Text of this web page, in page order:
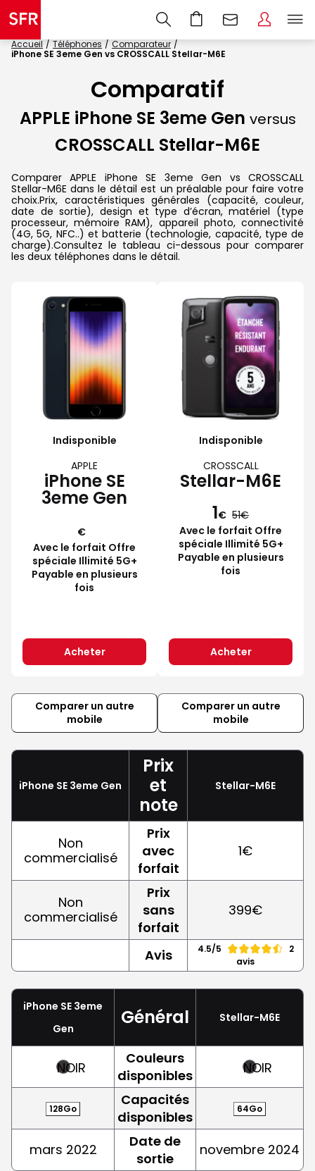
Accueil Téléphones
Comparateur
iPhone SE 3eme Gen vs CROSSCALL Stellar-M6E
Comparatif
APPLE iPhone SE 3eme Gen versus
CROSSCALL Stellar-M6E
Comparer APPLE iPhone SE 3eme Gen vs CROSSCALL
Stellar-M6E dans le détail est un préalable pour faire votre
choix.Prix, caractéristiques générales (capacité, couleur,
date de sortie), design et type d’écran, matériel (type
processeur, mémoire RAM), appareil photo, connectivité
(4G, 5G, NFC..) et batterie (technologie, capacité, type de
charge).Consultez le tableau ci-dessous pour comparer
les deux téléphones dans le détail.
Indisponible
APPLE
iPhone SE
3eme Gen
€
Avec le forfait Offre
spéciale Illimité 5G+
Payable en plusieurs
fois
Acheter
Indisponible
CROSSCALL
Stellar-M6E
1€ 51
Avec le forfait Offre
spéciale Illimité 5G+
Payable en plusieurs
fois
Acheter
Comparer un autre
mobile
Comparer un autre
mobile
iPhone SE 3eme Gen
Prix
et
note
Stellar-M6E
Non
commercialisé
Prix
avec
forfait
1€
Non
commercialisé
Prix
sans
forfait
399€
Avis 4.5/5
2
avis
iPhone SE 3eme
Gen
Général Stellar-M6E
NOIR
Couleurs
disponibles
NOIR
128Go
Capacités
disponibles
64Go
mars 2022
Date de
sortie
novembre 2024